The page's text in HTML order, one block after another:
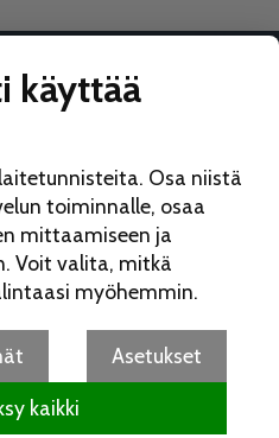
käyttää
Osa niistä
toiminnalle, osaa
mittaamiseen ja
Voit valita, mitkä
myöhemmin.
Asetukset
kaikki